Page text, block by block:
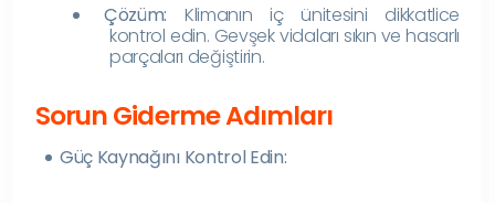
Çözüm: Klimanın iç ünitesini dikkatlice
kontrol edin. Gevşek vidaları sıkın ve hasarlı
parçaları değiştirin.
Sorun Giderme Adımları
Güç Kaynağını Kontrol Edin: